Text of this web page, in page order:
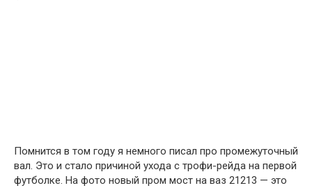
Помнится в том году я немного писал про промежуточный
вал. Это и стало причиной ухода с трофи-рейда на первой
футболке. На фото новый пром мост на ваз 21213 — это